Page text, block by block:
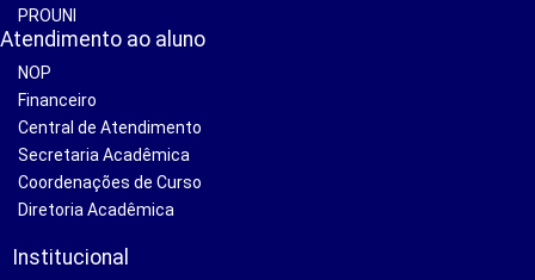
PROUNI
Atendimento ao aluno
NOP
Financeiro
Central de Atendimento
Secretaria Acadêmica
Coordenações de Curso
Diretoria Acadêmica
Institucional